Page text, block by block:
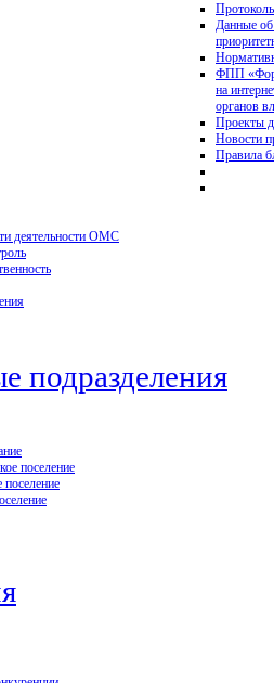
Данные об
ФПП
на
органов
Проекты
Новости
Правила
деятельности ОМС
подразделения
поселение
поселение